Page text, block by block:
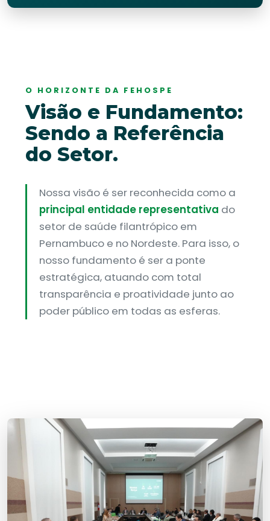
O HORIZONTE DA FEHOSPE
Visão e Fundamento:
Sendo a Referência
do Setor.
Nossa visão é ser reconhecida como a
principal entidade representativa do
setor de saúde filantrópico em
Pernambuco e no Nordeste. Para isso, o
nosso fundamento é ser a ponte
estratégica, atuando com total
transparência e proatividade junto ao
poder público em todas as esferas.